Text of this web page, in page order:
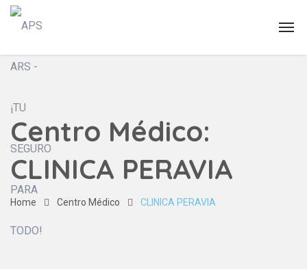
Centro Médico:
CLINICA PERAVIA
Home Centro Médico CLINICA PERAVIA